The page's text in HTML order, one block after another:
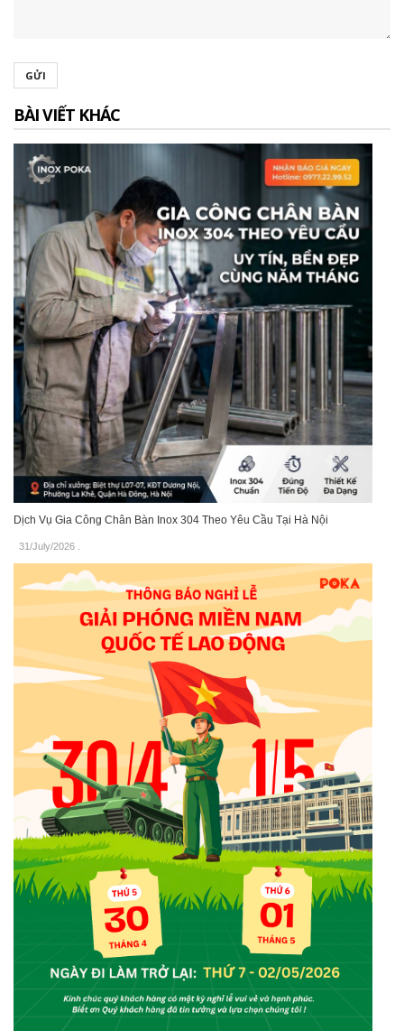
GỬI
BÀI VIẾT KHÁC
Dịch Vụ Gia Công Chân Bàn Inox 304 Theo Yêu Cầu Tại Hà Nội
31/July/2026